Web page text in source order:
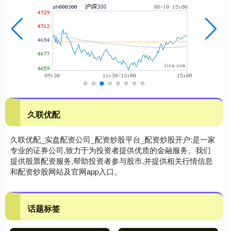
久联优配
久联优配_实盘配资公司_配资炒股平台_配资炒股开户:是一家
专业的证券公司,致力于为投资者提供优质的金融服务。我们
提供股票配资服务,帮助投资者参与股市,并提供相关行情信息
和配资炒股网站及官网app入口。
话题标签